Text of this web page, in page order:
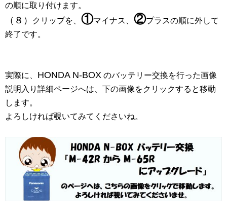
の順に取り付けます。
（８） クリップを、 ①マイナス、 ②プラスの順に外して
終了です。
実際に、 HONDA N-BOX のバッテリー交換を行った画像
説明入り詳細ページへは、下の画像をクリックすると移動
します。
よろしければ覗いてみてくださいね。